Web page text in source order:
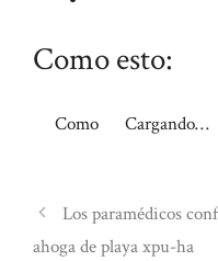
Como esto:
Como Cargando…
Los paramédicos
ahoga de playa xpu-ha